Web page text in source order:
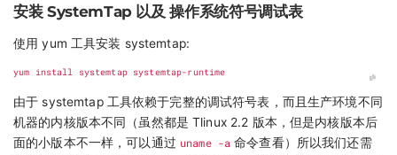
安装 SystemTap 以及 操作系统符号调试表
使用 yum 工具安装 systemtap:
由于 systemtap 工具依赖于完整的调试符号表，而且生产环境不同
机器的内核版本不同（虽然都是 Tlinux 2.2 版本，但是内核版本后
面的小版本不一样，可以通过 uname -a 命令查看）所以我们还需